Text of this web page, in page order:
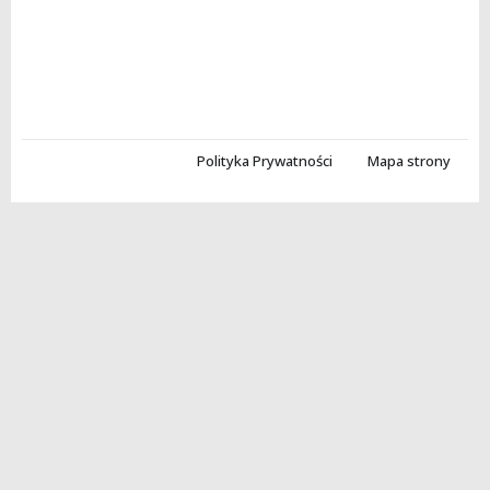
Polityka Prywatności Mapa strony